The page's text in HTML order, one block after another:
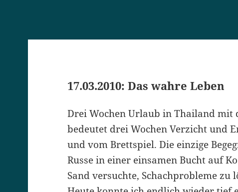
17.03.2010: Das wahre Leben
Drei Wochen Urlaub in Thailand mit
bedeutet drei Wochen Verzicht und
und vom Brettspiel. Die einzige
Russe in einer einsamen Bucht auf
Sand versuchte, Schachprobleme zu